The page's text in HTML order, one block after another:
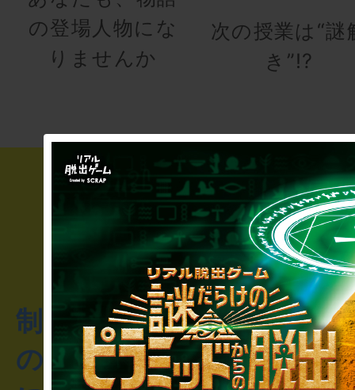
の登場人物にな
りませんか
次の授業は“謎
き”!?
制作のご相談・コラボレ
のお客様からのご質問や